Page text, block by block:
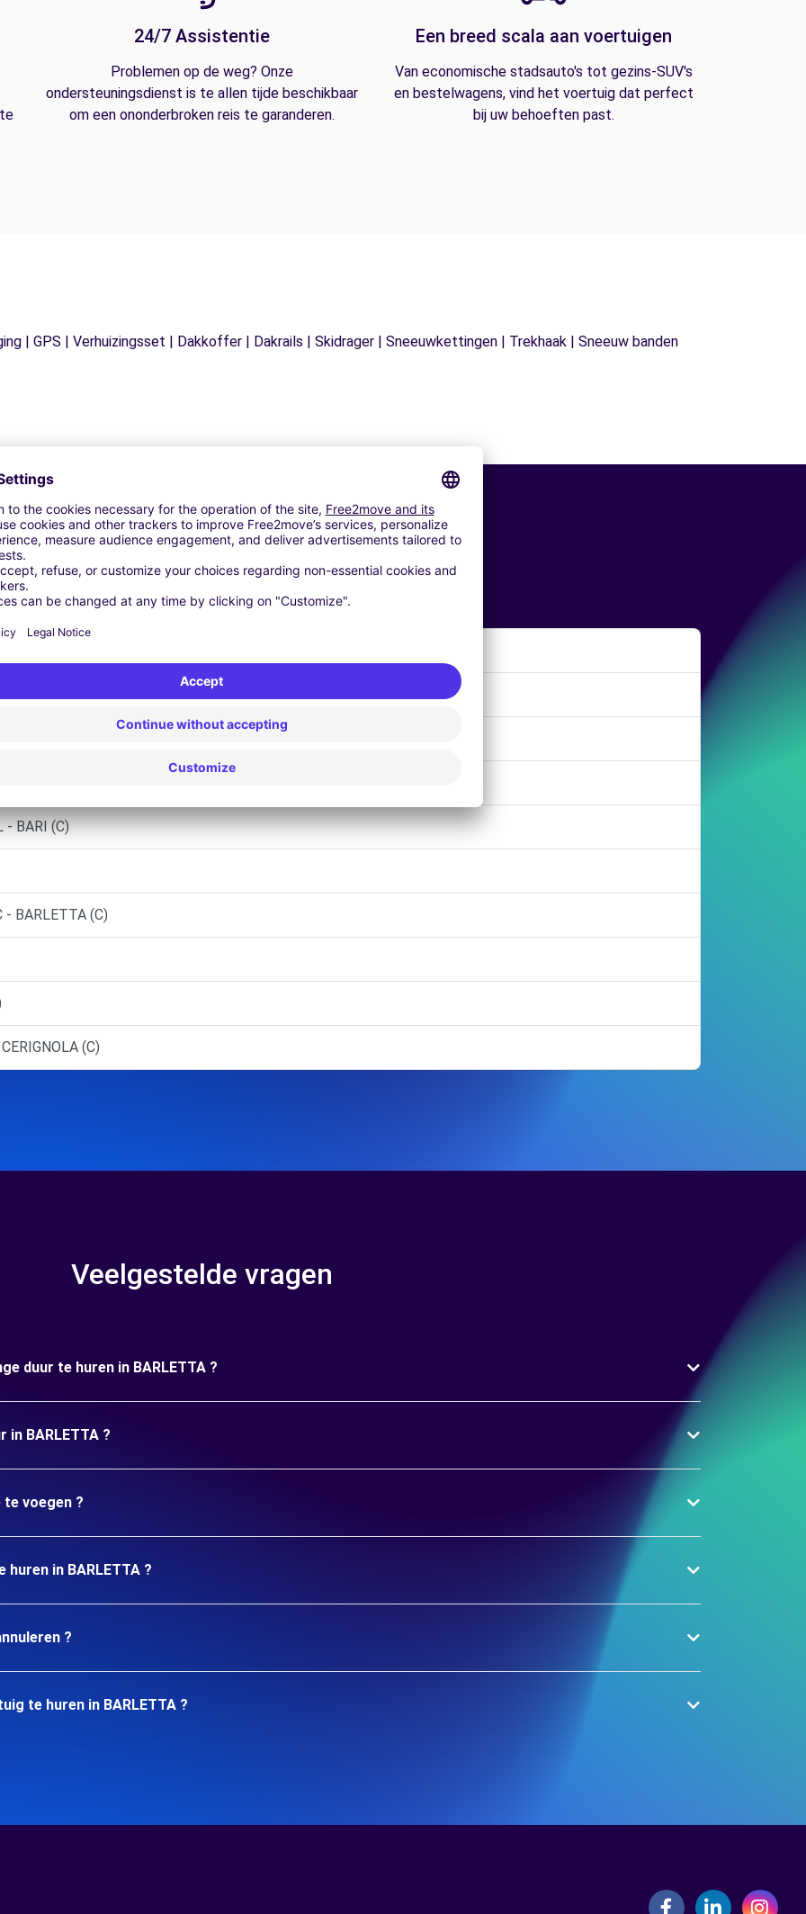
24/7 Assistentie
Problemen op de weg? Onze
ondersteuningsdienst is te allen tijde beschikbaar
om een ononderbroken reis te garanderen.
Een breed scala aan voertuigen
Van economische stadsauto's tot gezins-SUV's
en bestelwagens, vind het voertuig dat perfect
bij uw behoeften past.
| GPS | Verhuizingsset | Dakkoffer | Dakrails | Skidrager | Sneeuwkettingen | Trekhaak | Sneeuw banden
Vergelijkbare Agentschappen
- BARI (C)
BARLETTA (C)
(C)
Veelgestelde vragen
duur te huren in BARLETTA ?
in BARLETTA ?
voegen ?
in BARLETTA ?
?
te huren in BARLETTA ?